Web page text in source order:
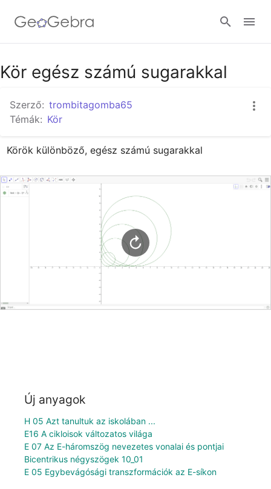
Google Classroom
GeoGebra Classroom
Bejelentkezés
Kör egész számú sugarakkal
Szerző: trombitagomba65
Témák: Kör
Körök különböző, egész számú sugarakkal
Új anyagok
H 05 Azt tanultuk az iskolában ...
E16 A cikloisok változatos világa
E 07 Az E-háromszög nevezetes vonalai és pontjai
Bicentrikus négyszögek 10_01
E 05 Egybevágósági transzformációk az E-síkon